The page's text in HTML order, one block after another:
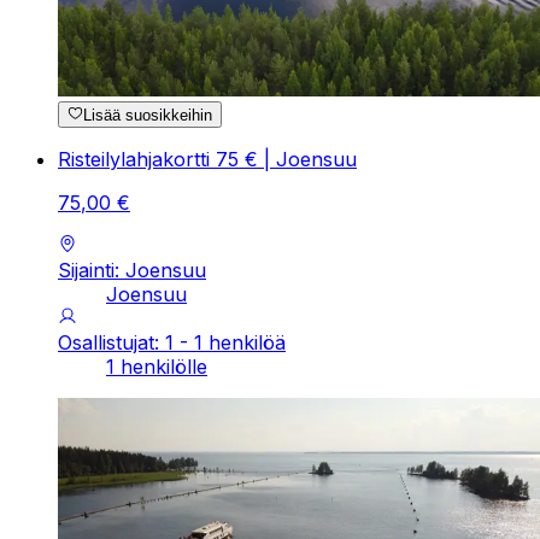
Lisää suosikkeihin
Risteilylahjakortti 75 € | Joensuu
75,00 €
Sijainti: Joensuu
Joensuu
Osallistujat: 1 - 1 henkilöä
1 henkilölle